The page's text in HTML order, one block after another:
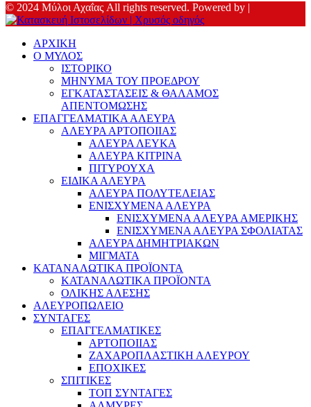
© 2024 Μύλοι Αχαΐας All rights reserved. Powered by |
ΑΡΧΙΚΗ
Ο ΜΥΛΟΣ
ΙΣΤΟΡΙΚΟ
ΜΗΝΥΜΑ ΤΟΥ ΠΡΟΕΔΡΟΥ
ΕΓΚΑΤΑΣΤΑΣΕΙΣ & ΘΑΛΑΜΟΣ
ΑΠΕΝΤΟΜΩΣΗΣ
ΕΠΑΓΓΕΛΜΑΤΙΚΑ ΑΛΕΥΡΑ
ΑΛΕΥΡΑ ΑΡΤΟΠΟΙΙΑΣ
ΑΛΕΥΡΑ ΛΕΥΚΑ
ΑΛΕΥΡΑ ΚΙΤΡΙΝΑ
ΠΙΤΥΡΟΥΧΑ
ΕΙΔΙΚΑ ΑΛΕΥΡΑ
ΑΛΕΥΡΑ ΠΟΛΥΤΕΛΕΙΑΣ
ΕΝΙΣΧΥΜΕΝΑ ΑΛΕΥΡΑ
ΕΝΙΣΧΥΜΕΝΑ ΑΛΕΥΡΑ ΑΜΕΡΙΚΗΣ
ΕΝΙΣΧΥΜΕΝΑ ΑΛΕΥΡΑ ΣΦΟΛΙΑΤΑΣ
ΑΛΕΥΡΑ ΔΗΜΗΤΡΙΑΚΩΝ
ΜΙΓΜΑΤΑ
ΚΑΤΑΝΑΛΩΤΙΚΑ ΠΡΟΪΟΝΤΑ
ΚΑΤΑΝΑΛΩΤΙΚΑ ΠΡΟΪΟΝΤΑ
ΟΛΙΚΗΣ ΑΛΕΣΗΣ
ΑΛΕΥΡΟΠΩΛΕΙΟ
ΣΥΝΤΑΓΕΣ
ΕΠΑΓΓΕΛΜΑΤΙΚΕΣ
ΑΡΤΟΠΟΙΙΑΣ
ΖΑΧΑΡΟΠΛΑΣΤΙΚΗ ΑΛΕΥΡΟΥ
ΕΠΟΧΙΚΕΣ
ΣΠΙΤΙΚΕΣ
ΤΟΠ ΣΥΝΤΑΓΕΣ